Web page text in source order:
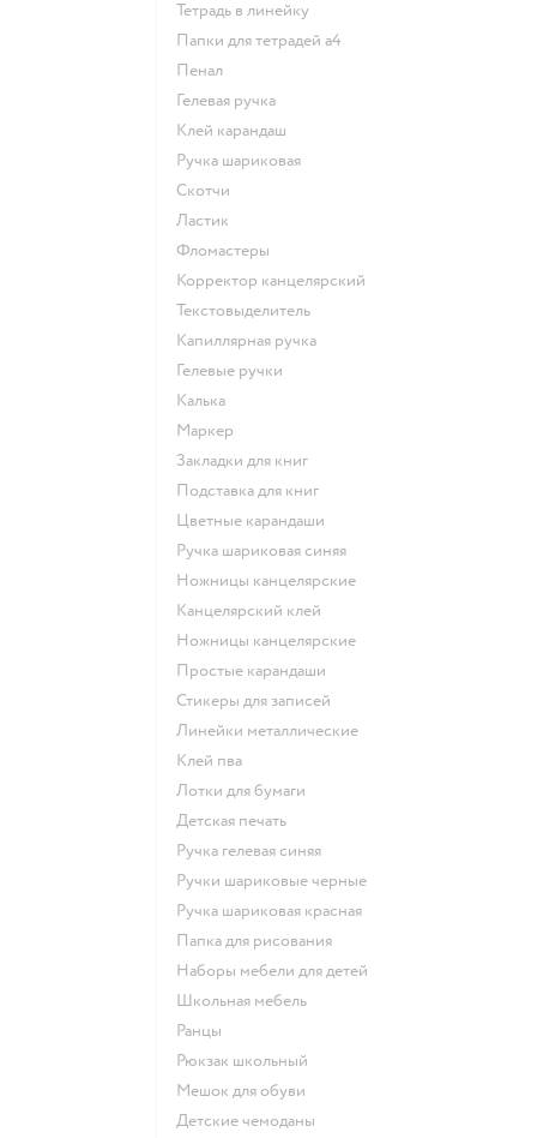
Тетрадь в линейку
Папки для тетрадей а4
Пенал
Гелевая ручка
Клей карандаш
Ручка шариковая
Скотчи
Ластик
Фломастеры
Корректор канцелярский
Текстовыделитель
Капиллярная ручка
Гелевые ручки
Калька
Маркер
Закладки для книг
Подставка для книг
Цветные карандаши
Ручка шариковая синяя
Ножницы канцелярские
Канцелярский клей
Ножницы канцелярские
Простые карандаши
Стикеры для записей
Линейки металлические
Клей пва
Лотки для бумаги
Детская печать
Ручка гелевая синяя
Ручки шариковые черные
Ручка шариковая красная
Папка для рисования
Наборы мебели для детей
Школьная мебель
Ранцы
Рюкзак школьный
Мешок для обуви
Детские чемоданы